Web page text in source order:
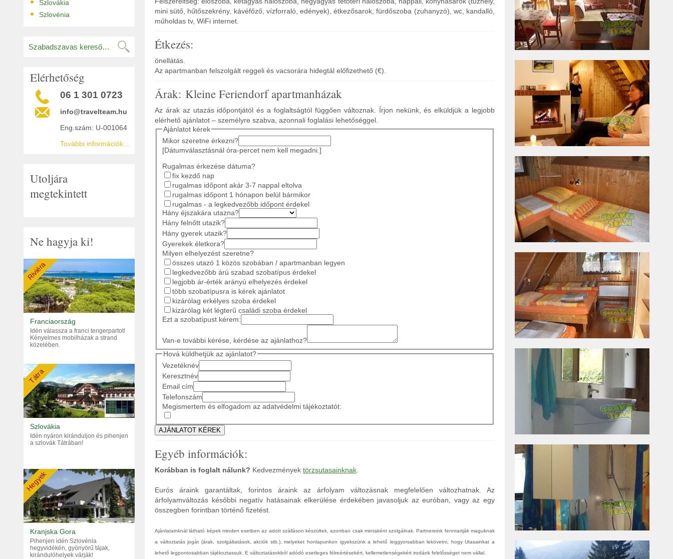
Szlovákia
• Szlovénia
Elérhetőség
06 1 301 0723
info@travelteam.hu
Eng.szám: U-001064
További információk...
Utoljára
megtekintett
Ne hagyja ki!
Riviéra
Franciaország
Idén válassza a franci tengerpartot!
Kényelmes mobilházak a strand
közelében.
Tátra
Szlovákia
Idén nyáron kiránduljon és pihenjen
a szlovák Tátrában!
Hegyek
Kranjska Gora
Pihenjen idén Szlovénia
hegyvidékén, gyönyörű tájak,
kirándulóhelyek várják!
mini sütő, hűtőszekrény, kávéfőző, vízforraló, edények), étkezősarok, fürdőszoba (zuhanyzó), wc, kandalló,
műholdas tv, WiFi internet.
Étkezés:
önellátás.
Az apartmanban felszolgált reggeli és vacsorára hidegtál előfizethető (€).
Árak: Kleine Feriendorf apartmanházak
Az árak az utazás időpontjától és a foglaltságtól függően változnak. Írjon nekünk, és elküldjük a legjobb
elérhető ajánlatot – személyre szabva, azonnali foglalási lehetőséggel.
Ajánlatot kérek
Mikor szeretne érkezni?
[Dátumválasztásnál óra-percet nem kell megadni.]
Rugalmas érkezése dátuma?
fix kezdő nap
rugalmas időpont akár 3-7 nappal eltolva
rugalmas időpont 1 hónapon belül bármikor
rugalmas - a legkedvezőbb időpont érdekel
Hány éjszakára utazna?
Hány felnőtt utazik?
Hány gyerek utazik?
Gyerekek életkora?
Milyen elhelyezést szeretne?
összes utazó 1 közös szobában / apartmanban legyen
legkedvezőbb árú szabad szobatípus érdekel
legjobb ár-érték arányú elhelyezés érdekel
több szobatípusra is kérek ajánlatot
kizárólag erkélyes szoba érdekel
kizárólag két légterű családi szoba érdekel
Ezt a szobatípust kérem:
Van-e további kérése, kérdése az ajánlathoz?
Hová küldhetjük az ajánlatot?
Vezetéknév
Keresztnév
Email cím
Telefonszám
Megismertem és elfogadom az adatvédelmi tájékoztatót:
Egyéb információk:
Korábban is foglalt nálunk? Kedvezmények törzsutasainknak.
Eurós áraink garantáltak, forintos áraink az árfolyam változásnak megfelelően változhatnak. Az
árfolyamváltozás későbbi negatív hatásainak elkerülése érdekében javasoljuk az euróban, vagy az egy
összegben forintban történő fizetést.
Ajánlatainknál látható képek minden esetben az adott szálláson készültek, azonban csak mintaként szolgálnak. Partnereink fenntartják maguknak
a változtatás jogát (árak, szolgáltatások, akciók stb.), melyeket honlapunkon igyekszünk a lehető leggyorsabban lekövetni, hogy Utasainkat a
lehető legpontosabban tájékoztassuk. E változtatásokból adódó esetleges félreértésekért, kellemetlenségekért irodánk felelősséget nem vállal.